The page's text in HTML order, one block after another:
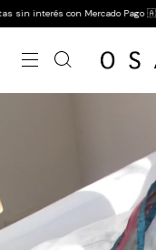
con Mercado Pago 🇦🇷 ❤️